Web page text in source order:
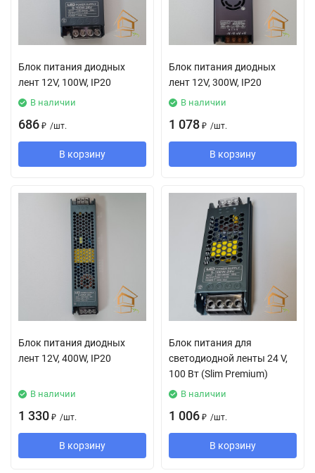
Блок питания диодных
лент 12V, 100W, IP20
В наличии
686 ₽ /шт.
В корзину
Блок питания диодных
лент 12V, 300W, IP20
В наличии
1 078 ₽ /шт.
В корзину
Блок питания диодных
лент 12V, 400W, IP20
В наличии
1 330 ₽ /шт.
В корзину
Блок питания для
светодиодной ленты 24 V,
100 Вт (Slim Premium)
В наличии
1 006 ₽ /шт.
В корзину